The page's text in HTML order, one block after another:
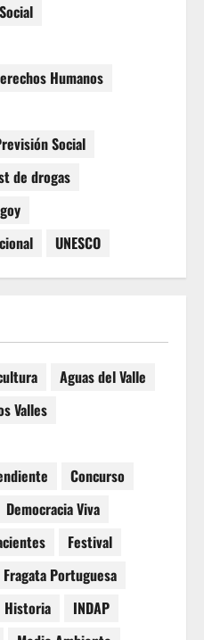
Humanos
Social
de drogas
UNESCO
Aguas del Valle
Valles
Concurso
Democracia Viva
Festival
Fragata Portuguesa
Historia
INDAP